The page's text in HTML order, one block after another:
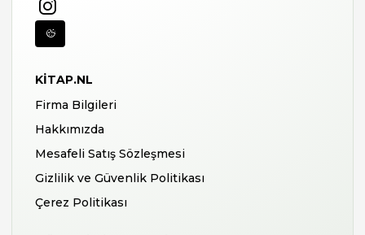
KITAP.NL
Firma Bilgileri
Hakkımızda
Mesafeli Satış Sözleşmesi
Gizlilik ve Güvenlik Politikası
Çerez Politikası